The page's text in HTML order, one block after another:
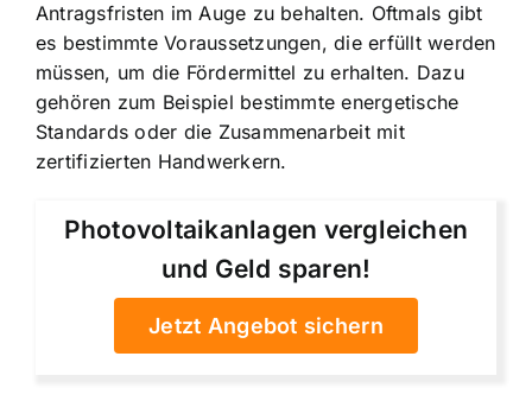
Antragsfristen im Auge zu behalten. Oftmals gibt
es bestimmte Voraussetzungen, die erfüllt werden
müssen, um die Fördermittel zu erhalten. Dazu
gehören zum Beispiel bestimmte energetische
Standards oder die Zusammenarbeit mit
zertifizierten Handwerkern.
Photovoltaikanlagen vergleichen
und Geld sparen!
Jetzt Angebot sichern